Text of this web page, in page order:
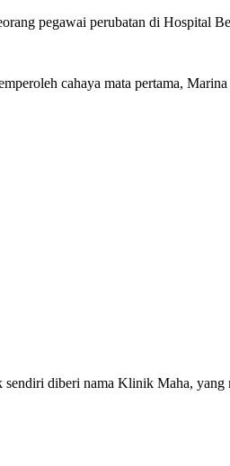
pegawai perubatan di Hospital
cahaya mata pertama,
diberi nama Klinik Maha,